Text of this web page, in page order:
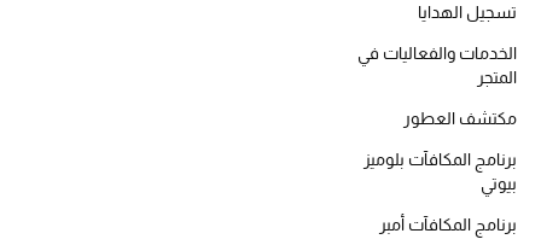
أبرز الحقائب
تسوقوا الحقائب
الموسم الجديد
تسجيل الهدايا
الخدمات والفعاليات في
المتجر
مكتشف العطور
برنامج المكافآت بلوميز
بيوتي
برنامج المكافآت أمبر